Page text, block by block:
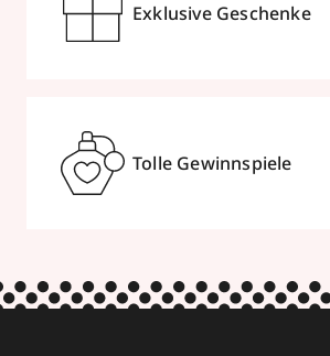
Exklusive Geschenke
Tolle Gewinnspiele